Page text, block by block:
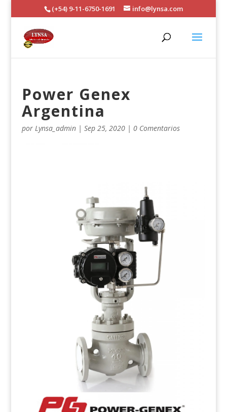
(+54) 9-11-6750-1691 info@lynsa.com
Power Genex
Argentina
por Lynsa_admin| Sep 25, 2020| 0 Comentarios